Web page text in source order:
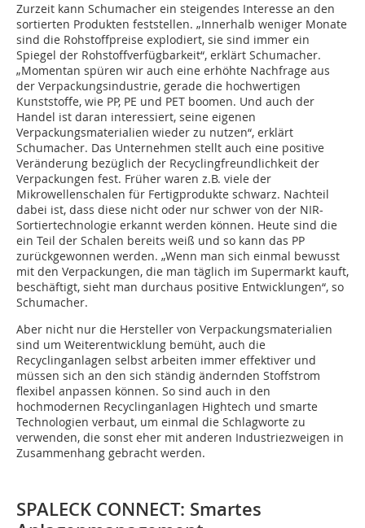
Zurzeit kann Schumacher ein steigendes Interesse an den
sortierten Produkten feststellen. „Innerhalb weniger Monate
sind die Rohstoffpreise explodiert, sie sind immer ein
Spiegel der Rohstoffverfügbarkeit“, erklärt Schumacher.
„Momentan spüren wir auch eine erhöhte Nachfrage aus
der Verpackungsindustrie, gerade die hochwertigen
Kunststoffe, wie PP, PE und PET boomen. Und auch der
Handel ist daran interessiert, seine eigenen
Verpackungsmaterialien wieder zu nutzen“, erklärt
Schumacher. Das Unternehmen stellt auch eine positive
Veränderung bezüglich der Recyclingfreundlichkeit der
Verpackungen fest. Früher waren z.B. viele der
Mikrowellenschalen für Fertigprodukte schwarz. Nachteil
dabei ist, dass diese nicht oder nur schwer von der NIR-
Sortiertechnologie erkannt werden können. Heute sind die
ein Teil der Schalen bereits weiß und so kann das PP
zurückgewonnen werden. „Wenn man sich einmal bewusst
mit den Verpackungen, die man täglich im Supermarkt kauft,
beschäftigt, sieht man durchaus positive Entwicklungen“, so
Schumacher.
Aber nicht nur die Hersteller von Verpackungsmaterialien
sind um Weiterentwicklung bemüht, auch die
Recyclinganlagen selbst arbeiten immer effektiver und
müssen sich an den sich ständig ändernden Stoffstrom
flexibel anpassen können. So sind auch in den
hochmodernen Recyclinganlagen Hightech und smarte
Technologien verbaut, um einmal die Schlagworte zu
verwenden, die sonst eher mit anderen Industriezweigen in
Zusammenhang gebracht werden.
SPALECK CONNECT: Smartes